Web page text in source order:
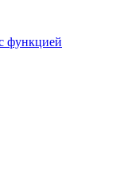
функцией